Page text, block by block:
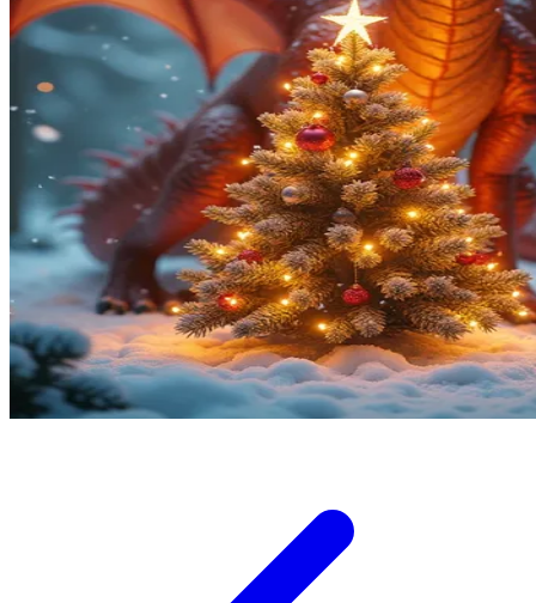
Trunki
Tutti Bambini
Twistshake
TY Toys
U
Veja
Vitaflow
Vtech